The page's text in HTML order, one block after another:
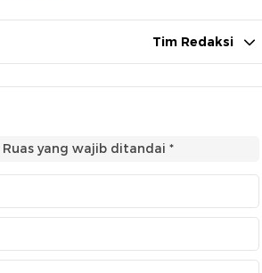
Tim Redaksi
Ruas yang wajib ditandai *